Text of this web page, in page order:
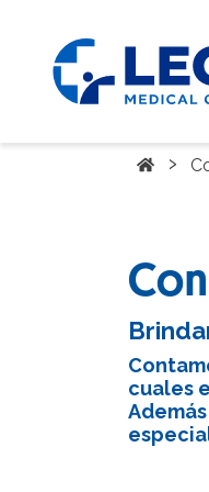
LEON Medical
Home
›
cuales